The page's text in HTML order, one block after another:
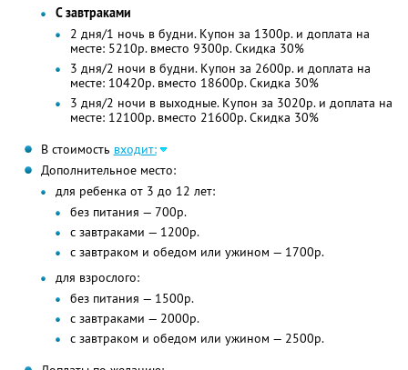
С завтраками
2 дня/1 ночь в будни. Купон за 1300р. и доплата на
месте: 5210р. вместо 9300р. Скидка 30%
3 дня/2 ночи в будни. Купон за 2600р. и доплата на
месте: 10420р. вместо 18600р. Скидка 30%
3 дня/2 ночи в выходные. Купон за 3020р. и доплата на
месте: 12100р. вместо 21600р. Скидка 30%
В стоимость входит:
Дополнительное место:
для ребенка от 3 до 12 лет:
без питания — 700р.
с завтраками — 1200р.
с завтраком и обедом или ужином — 1700р.
для взрослого:
без питания — 1500р.
с завтраками — 2000р.
с завтраком и обедом или ужином — 2500р.